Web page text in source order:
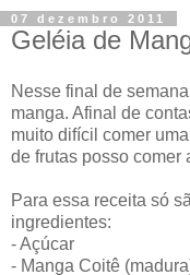
07 dezembro 2011
Geléia de
Nesse final de
manga. Afinal de
muito difícil comer
de frutas posso comer
Para essa receita só
ingredientes:
- Açúcar
- Manga Coitê